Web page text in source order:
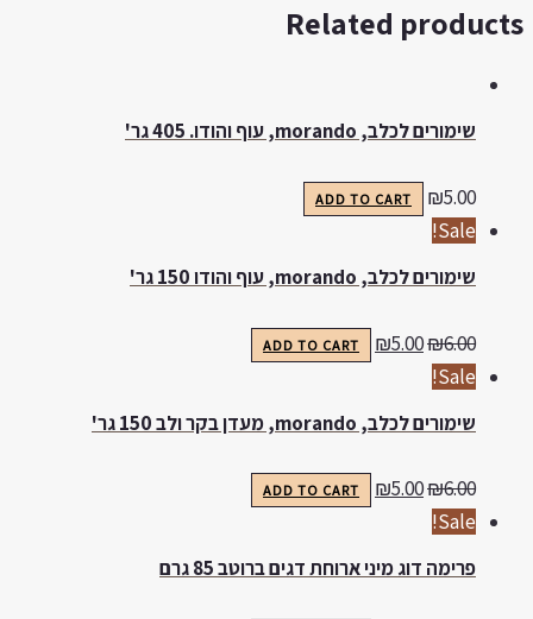
Related
שימורים לכלב, morando, עוף והודו. 405 גר'
₪5.00
ADD TO CART
Sale!
שימורים לכלב, morando, עוף והודו 150 גר'
₪6.00
₪5.00
ADD TO CART
Sale!
שימורים לכלב, morando, מעדן בקר ולב 150 גר'
₪6.00
₪5.00
ADD TO CART
Sale!
פרימה דוג מיני ארוחת דגים ברוטב 85 גרם